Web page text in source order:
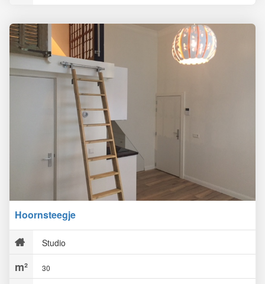
Hoornsteegje
Studio
30